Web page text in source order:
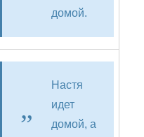
домой.
Настя
идет
домой, а